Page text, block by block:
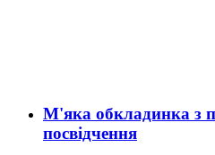
М'яка обкладинка з
посвідчення